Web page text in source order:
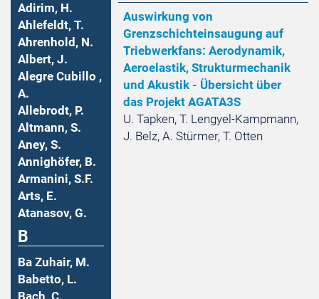
Adirim, H.
Ahlefeldt, T.
Ahrenhold, N.
Albert, J.
Alegre Cubillo ,
A.
Allebrodt, P.
Altmann, S.
Aney, S.
Annighöfer, B.
Armanini, S.F.
Arts, E.
Atanasov, G.
B
Ba Zuhair, M.
Babetto, L.
Bach, C.
Auswirkung von
Grenzschichteinsaugung auf
Triebwerkfans: Aerodynamik,
Aeroelastik, Strukturmechanik
und Akustik - Übersicht über
das Projekt AGATA3S
U. Tapken, T. Lengyel-Kampmann,
J. Belz, A. Stürmer, T. Otten